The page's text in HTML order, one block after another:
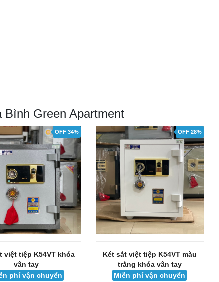
Bình Green Apartment
OFF 34%
việt tiệp K54VT khóa
vân tay
phí vận chuyển
OFF 28%
Két sắt việt tiệp K54VT màu
trắng khóa vân tay
Miễn phí vận chuyển